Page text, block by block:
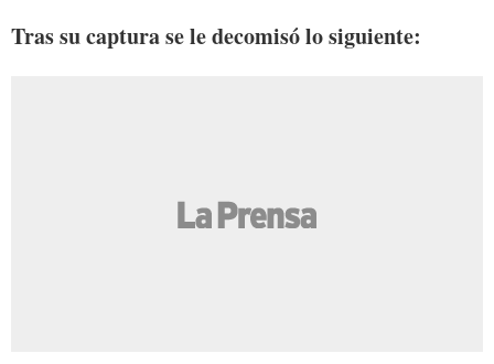
Tras su captura se le decomisó lo siguiente: